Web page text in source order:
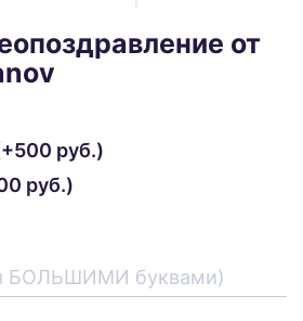
от
руб.)
руб.)